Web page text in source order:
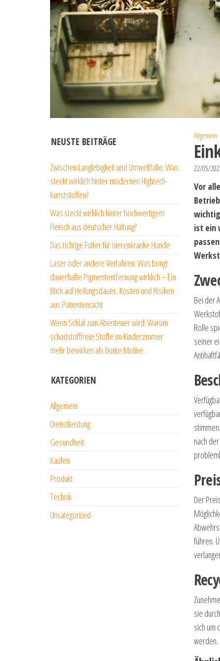
Allgemein
22/05/
Vor
ist ein
Bei der
Rolle
seiner
nach
Der
führen.
sie
sich um
werden.
NEUSTE BEITRÄGE
Zwischen Langlebigkeit und Umweltfalle: Was
steckt wirklich hinter modernen Hightech-
Kunststoffen?
Was steckt wirklich hinter hochwertigem
Fleisch aus deutscher Haltung?
Das richtige Futter für nierenkranke Hunde
Laser oder andere Verfahren: Was bringt
dauerhafte Pigmententfernung wirklich – Ein
Blick auf Heilungsdauer, Kosten und Risiken
aus Patientensicht
Wenn Schlaf zum Abenteuer wird: Warum
schadstofffreie Stoffe im Kinderzimmer
mehr bewirken als bunte Motive
KATEGORIEN
Allgemein
Dienstleistung
Gesundheit
Kaufen
Produkt
Technik
Uncategorized